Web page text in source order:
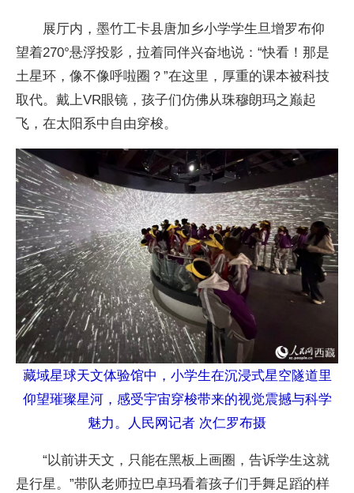
展厅内，墨竹工卡县唐加乡小学学生旦增罗布仰
望着270°悬浮投影，拉着同伴兴奋地说：“快看！那是
土星环，像不像呼啦圈？”在这里，厚重的课本被科技
取代。戴上VR眼镜，孩子们仿佛从珠穆朗玛之巅起
飞，在太阳系中自由穿梭。
藏域星球天文体验馆中，小学生在沉浸式星空隧道里
仰望璀璨星河，感受宇宙穿梭带来的视觉震撼与科学
魅力。人民网记者 次仁罗布摄
“以前讲天文，只能在黑板上画圈，告诉学生这就
是行星。”带队老师拉巴卓玛看着孩子们手舞足蹈的样